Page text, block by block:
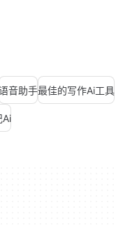
音助手最佳的写作Ai工具
Ai